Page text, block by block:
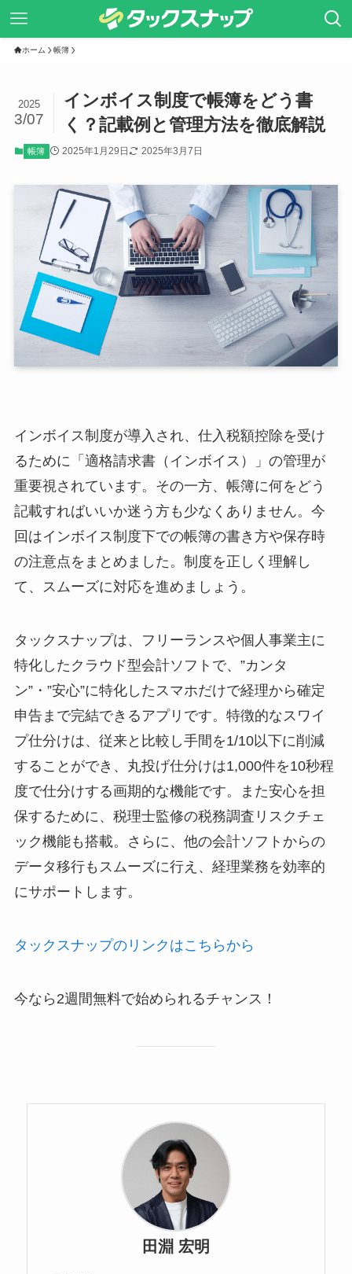
ホーム 帳簿
インボイス制度で帳簿をどう書
く？記載例と管理方法を徹底解説
2025
3/07
帳簿 2025年1月29日 2025年3月7日
インボイス制度が導入され、仕入税額控除を受け
るために「適格請求書（インボイス）」の管理が
重要視されています。その一方、帳簿に何をどう
記載すればいいか迷う方も少なくありません。今
回はインボイス制度下での帳簿の書き方や保存時
の注意点をまとめました。制度を正しく理解し
て、スムーズに対応を進めましょう。
タックスナップは、フリーランスや個人事業主に
特化したクラウド型会計ソフトで、”カンタ
ン”・”安心”に特化したスマホだけで経理から確定
申告まで完結できるアプリです。特徴的なスワイ
プ仕分けは、従来と比較し手間を1/10以下に削減
することができ、丸投げ仕分けは1,000件を10秒程
度で仕分けする画期的な機能です。また安心を担
保するために、税理士監修の税務調査リスクチェ
ック機能も搭載。さらに、他の会計ソフトからの
データ移行もスムーズに行え、経理業務を効率的
にサポートします。
タックスナップのリンクはこちらから
今なら2週間無料で始められるチャンス！
田淵 宏明